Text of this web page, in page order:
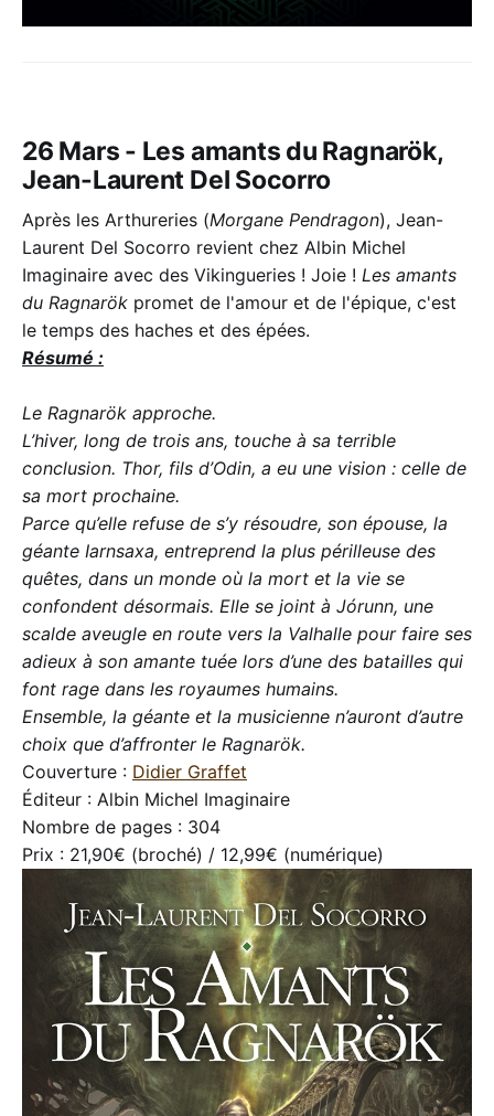
26 Mars - Les amants du Ragnarök,
Jean-Laurent Del Socorro
Après les Arthureries (Morgane Pendragon), Jean-
Laurent Del Socorro revient chez Albin Michel
Imaginaire avec des Vikingueries ! Joie ! Les amants
du Ragnarök promet de l'amour et de l'épique, c'est
le temps des haches et des épées.
Résumé :
Le Ragnarök approche.
L’hiver, long de trois ans, touche à sa terrible
conclusion. Thor, fils d’Odin, a eu une vision : celle de
sa mort prochaine.
Parce qu’elle refuse de s’y résoudre, son épouse, la
géante Iarnsaxa, entreprend la plus périlleuse des
quêtes, dans un monde où la mort et la vie se
confondent désormais. Elle se joint à Jórunn, une
scalde aveugle en route vers la Valhalle pour faire ses
adieux à son amante tuée lors d’une des batailles qui
font rage dans les royaumes humains.
Ensemble, la géante et la musicienne n’auront d’autre
choix que d’affronter le Ragnarök.
Couverture : Didier Graffet
Éditeur : Albin Michel Imaginaire
Nombre de pages : 304
Prix : 21,90€ (broché) / 12,99€ (numérique)